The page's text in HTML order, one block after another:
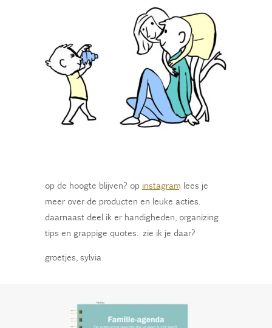
op de hoogte blijven? op instagramlees je
meer over de producten en leuke acties.
daarnaast deel ik er handigheden, organizing
tips en grappige quotes. zie ik je daar?
groetjes, sylvia